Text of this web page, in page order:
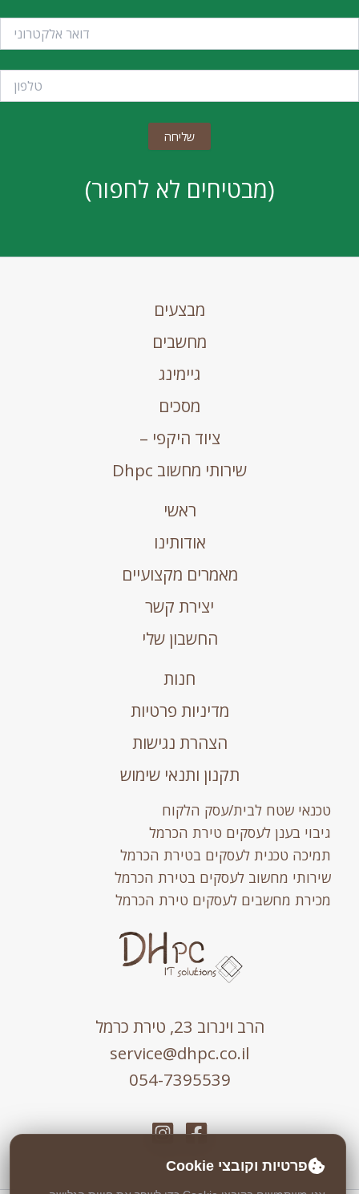
(מבטיחים לא לחפור)
מבצעים
מחשבים
גיימינג
מסכים
ציוד היקפי –
שירותי מחשוב Dhpc
ראשי
אודותינו
מאמרים מקצועיים
יצירת קשר
החשבון שלי
חנות
מדיניות פרטיות
הצהרת נגישות
תקנון ותנאי שימוש
טכנאי שטח לבית/עסק הלקוח
גיבוי בענן לעסקים טירת הכרמל
תמיכה טכנית לעסקים בטירת הכרמל
שירותי מחשוב לעסקים בטירת הכרמל
מכירת מחשבים לעסקים טירת הכרמל
הרב וינרוב 23, טירת כרמל
service@dhpc.co.il
054-7395539
פרטיות וקובצי Cookie